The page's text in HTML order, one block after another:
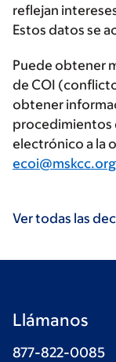
reflejan
Estos datos se
Puede obtener
de COI
obtener
procedimientos
electrónico a la
ecoi@mskcc.org
Ver todas las
Llámanos
877-822-0085